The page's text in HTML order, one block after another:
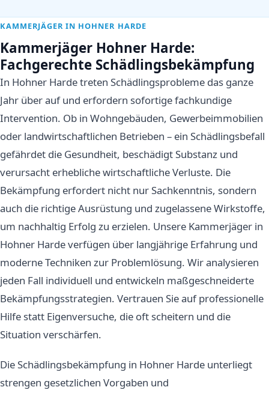
KAMMERJÄGER IN HOHNER HARDE
Kammerjäger Hohner Harde:
Fachgerechte Schädlingsbekämpfung
In Hohner Harde treten Schädlingsprobleme das ganze
Jahr über auf und erfordern sofortige fachkundige
Intervention. Ob in Wohngebäuden, Gewerbeimmobilien
oder landwirtschaftlichen Betrieben – ein Schädlingsbefall
gefährdet die Gesundheit, beschädigt Substanz und
verursacht erhebliche wirtschaftliche Verluste. Die
Bekämpfung erfordert nicht nur Sachkenntnis, sondern
auch die richtige Ausrüstung und zugelassene Wirkstoffe,
um nachhaltig Erfolg zu erzielen. Unsere Kammerjäger in
Hohner Harde verfügen über langjährige Erfahrung und
moderne Techniken zur Problemlösung. Wir analysieren
jeden Fall individuell und entwickeln maßgeschneiderte
Bekämpfungsstrategien. Vertrauen Sie auf professionelle
Hilfe statt Eigenversuche, die oft scheitern und die
Situation verschärfen.
Die Schädlingsbekämpfung in Hohner Harde unterliegt
strengen gesetzlichen Vorgaben und